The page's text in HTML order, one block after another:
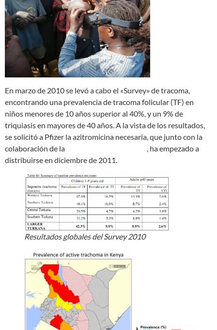
En marzo de 2010 se levó a cabo el «Survey» de tracoma,
encontrando una prevalencia de tracoma folicular (TF) en
niños menores de 10 años superior al 40%, y un 9% de
triquiasis en mayores de 40 años. A la vista de los resultados,
se solicitó a Pfizer la azitromicina necesaria, que junto con la
colaboración de la
, ha empezado a
distribuirse en diciembre de 2011.
Resultados globales del Survey 2010